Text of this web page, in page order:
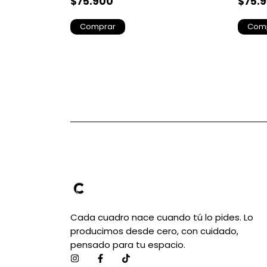
Comprar
Cada cuadro nace cuando tú lo pides. Lo
producimos desde cero, con cuidado,
pensado para tu espacio.